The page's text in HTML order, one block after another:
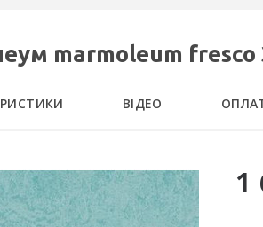
marmoleum
ВІДЕО
1